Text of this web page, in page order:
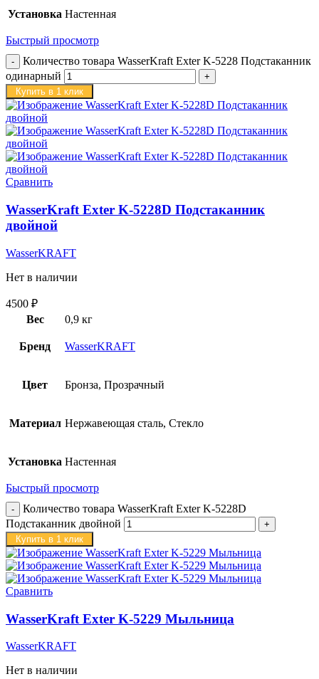
Установка Настенная
Быстрый просмотр
Количество товара WasserKraft Exter K-5228 Подстаканник
одинарный
Купить в 1 клик
Сравнить
WasserKraft Exter K-5228D Подстаканник
двойной
WasserKRAFT
Нет в наличии
4500 ₽
Вес
0,9 кг
Бренд WasserKRAFT
Цвет Бронза, Прозрачный
Материал Нержавеющая сталь, Стекло
Установка Настенная
Быстрый просмотр
Количество товара WasserKraft Exter K-5228D
Подстаканник двойной
Купить в 1 клик
Сравнить
WasserKraft Exter K-5229 Мыльница
WasserKRAFT
Нет в наличии